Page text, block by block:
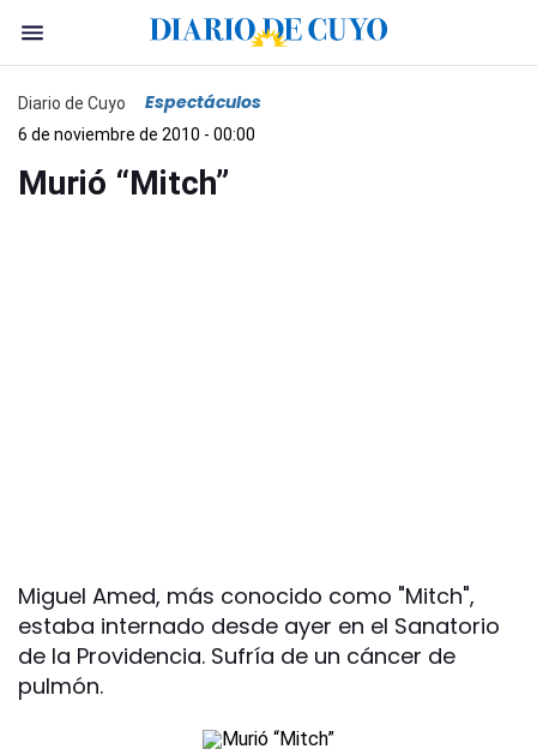
Diario de Cuyo Espectáculos
6 de noviembre de 2010 - 00:00
Murió “Mitch”
Miguel Amed, más conocido como "Mitch",
estaba internado desde ayer en el Sanatorio
de la Providencia. Sufría de un cáncer de
pulmón.